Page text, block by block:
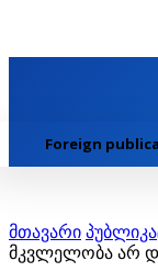
Foreign
მთავარი
მკვლელობა არ